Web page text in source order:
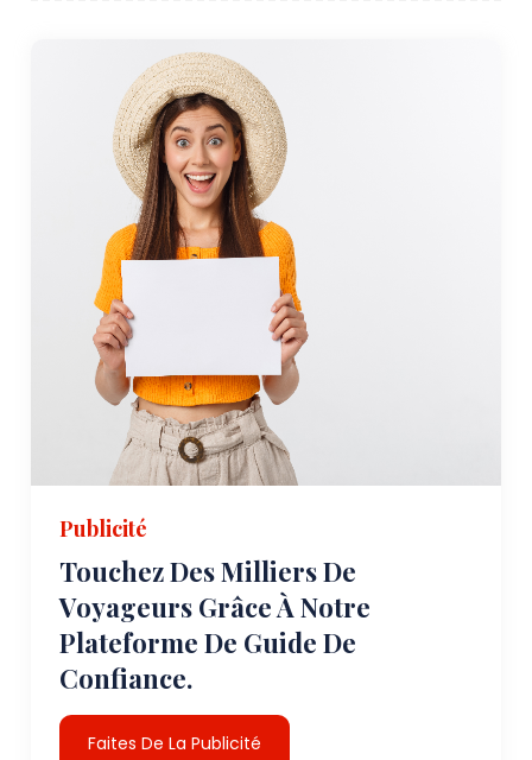
Publicité
Touchez Des Milliers De
Voyageurs Grâce À Notre
Plateforme De Guide De
Confiance.
Faites De La Publicité